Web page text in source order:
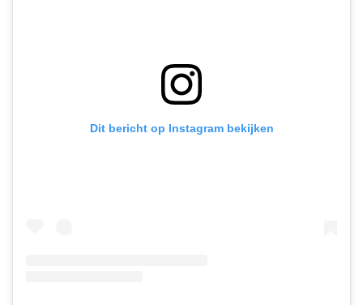
Dit bericht op Instagram bekijken